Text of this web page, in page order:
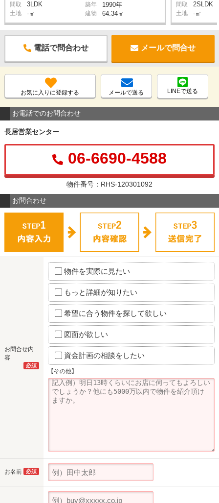
間取 3LDK 築年 1990年
土地 -㎡ 建物 64.34㎡
間取 2SLDK
土地 -㎡
電話で問合わせ メールで問合せ
お気に入りに登録する メールで送る LINEで送る
お電話でのお問合わせ
長居営業センター
06-6690-4588
物件番号：RHS-120301092
お問合わせ
お問合せ内
容
必須
物件を実際に見たい
もっと詳細が知りたい
希望に合う物件を探して欲しい
図面が欲しい
資金計画の相談をしたい
【その他】
お名前 必須